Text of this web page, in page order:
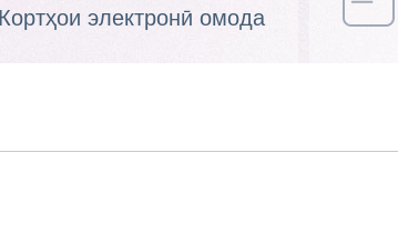
Кортҳои электронӣ омода